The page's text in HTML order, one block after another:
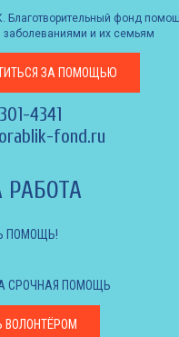
Благотворительный фонд
и их семьям
ЗА ПОМОЩЬЮ
4341
fond.ru
ПОМОЩЬ!
СРОЧНАЯ ПОМОЩЬ
ВОЛОНТЁРОМ